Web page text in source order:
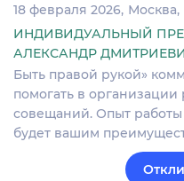
18 февраля 2026 Москва
ИНДИВИДУАЛЬНЫЙ
АЛЕКСАНДР
Быть правой рукой»
помогать в организации
совещаний. Опыт
будет вашим